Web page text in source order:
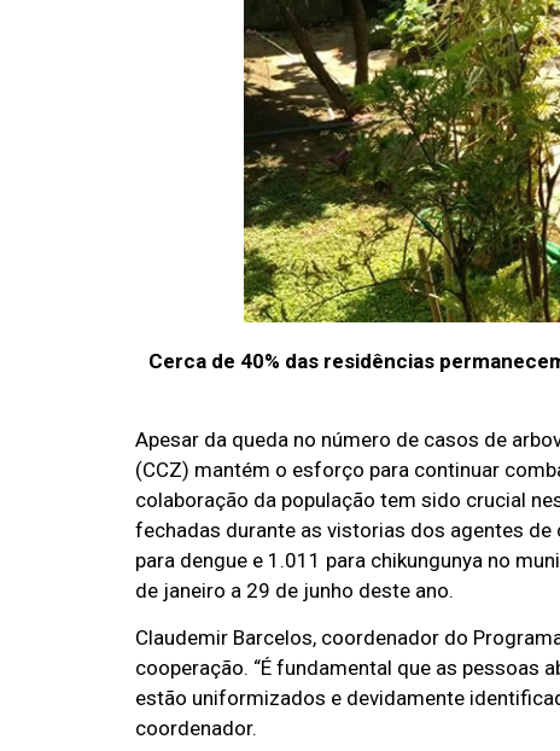
Cerca de 40% das residências
Apesar da queda no número de casos de
(CCZ) mantém o esforço para continuar
colaboração da população tem sido crucial
fechadas durante as vistorias dos agentes
para dengue e 1.011 para chikungunya no
de janeiro a 29 de junho deste ano.
Claudemir Barcelos, coordenador do
cooperação. “É fundamental que as pessoas
estão uniformizados e devidamente
coordenador.